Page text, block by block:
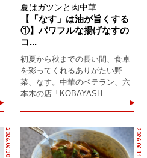
夏はガツンと肉中華
【「なす」は油が旨くする
①】パワフルな揚げなすの
コ...
初夏から秋までの長い間、食卓
を彩ってくれるありがたい野
菜、なす。中華のベテラン、六
本木の店「KOBAYASH...
2026.06.30 2026.06.11